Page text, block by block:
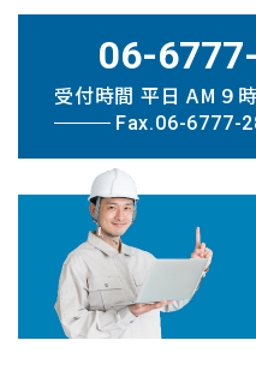
06-
受付時間 平日 AM９
Fax.06-6777-